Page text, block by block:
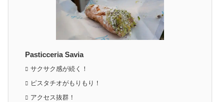
Pasticceria Savia
サクサク感が続く！
ピスタチオがもりもり！
アクセス抜群！